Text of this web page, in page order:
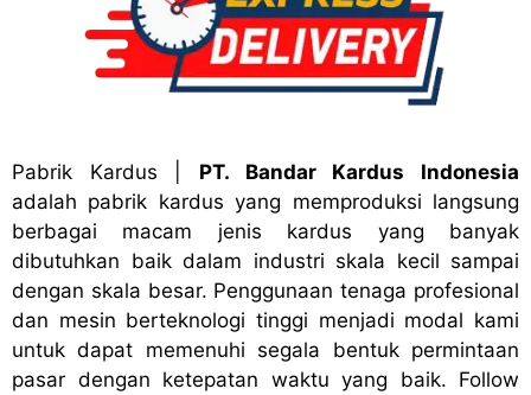
Pabrik Kardus
PT. Bandar Kardus Indonesia
adalah pabrik kardus yang memproduksi langsung
berbagai macam jenis kardus yang banyak
dibutuhkan baik dalam industri skala kecil sampai
dengan skala besar. Penggunaan tenaga profesional
dan mesin berteknologi tinggi menjadi modal kami
untuk dapat memenuhi segala bentuk permintaan
pasar dengan ketepatan waktu yang baik. Follow